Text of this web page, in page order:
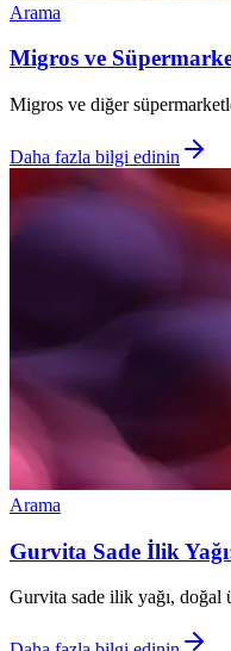
Arama
Migros ve
Migros ve diğer
Daha fazla bilgi edinin
Arama
Gurvita Sade İlik
Gurvita sade ilik yağı, doğal